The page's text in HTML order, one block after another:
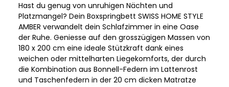
Hast du genug von unruhigen Nächten und
Platzmangel? Dein Boxspringbett SWISS HOME STYLE
AMBER verwandelt dein Schlafzimmer in eine Oase
der Ruhe. Geniesse auf den grosszügigen Massen von
180 x 200 cm eine ideale Stützkraft dank eines
weichen oder mittelharten Liegekomforts, der durch
die Kombination aus Bonnell-Federn im Lattenrost
und Taschenfedern in der 20 cm dicken Matratze